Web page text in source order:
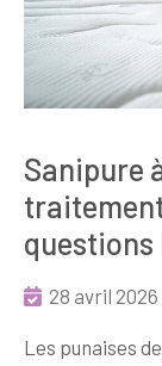
Sanipure
questions
28 avril 2026
Les punaises